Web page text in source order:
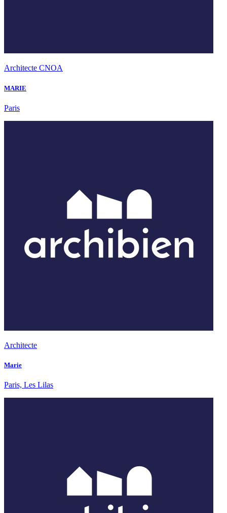
Architecte CNOA
MARIE
Paris
Architecte
Marie
Paris, Les Lilas